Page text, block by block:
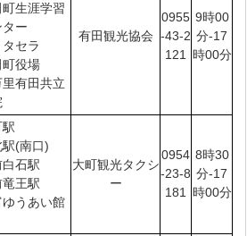
町生涯学習
ター
セラ
町役場
里有田共立
有田観光協会
0955
-43-2
121
9時00
分-17
時00分
駅
駅(南口)
白石駅
竜王駅
ゆうあい館
大町観光タクシ
ー
0954
-23-8
181
8時30
分-17
時00分